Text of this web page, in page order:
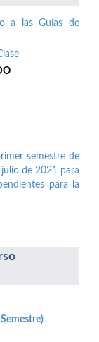
a las Guías de
semestre de
de 2021 para
para la